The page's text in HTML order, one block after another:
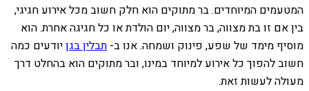
המטעמים המיוחדים. בר מתוקים הוא חלק חשוב מכל אירוע חגיגי,
בין אם זו בת מצווה, בר מצווה, יום הולדת או כל חגיגה אחרת. הוא
מוסיף מימד של שפע, פינוק ושמחה. אנו ב- תבלין בגןיודעים כמה
חשוב להפוך כל אירוע למיוחד במינו, ובר מתוקים הוא בהחלט דרך
מעולה לעשות זאת.